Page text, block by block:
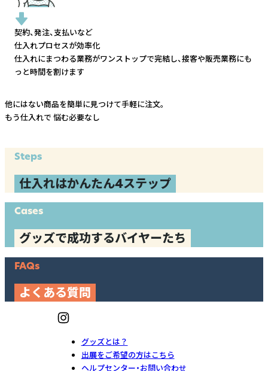
契約、発注、支払いなど
仕入れプロセスが効率化
仕入れにまつわる業務がワンストップで完結し、接客や販売業務にも
っと時間を割けます
他にはない商品を簡単に見つけて手軽に注文。
もう仕入れで 悩む必要なし
Steps
仕入れはかんたん4ステップ
Cases
グッズで成功するバイヤーたち
FAQs
よくある質問
グッズとは？
出展をご希望の方はこちら
ヘルプセンター・お問い合わせ